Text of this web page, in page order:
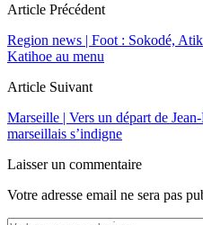
Article Précédent
Region news | Foot : Sokodé,
Katihoe au menu
Article Suivant
Marseille | Vers un départ de
marseillais s’indigne
Laisser un commentaire
Votre adresse email ne sera pas